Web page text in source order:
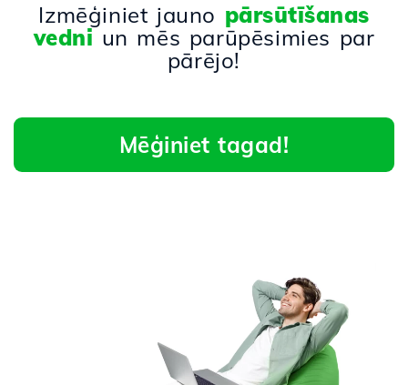
Izmēģiniet jauno pārsūtīšanas
vedni un mēs parūpēsimies par
pārējo!
Mēģiniet tagad!